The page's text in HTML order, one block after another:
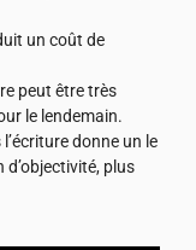
un coût de
peut être très
le lendemain.
donne un le
d’objectivité, plus